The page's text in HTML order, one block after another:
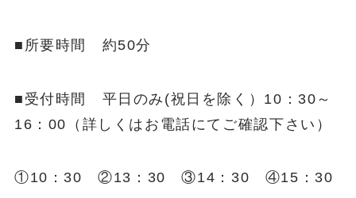
■所要時間 約50分
■受付時間 平日のみ(祝日を除く）10：30～
16：00（詳しくはお電話にてご確認下さい）
①10：30 ②13：30 ③14：30 ④15：30